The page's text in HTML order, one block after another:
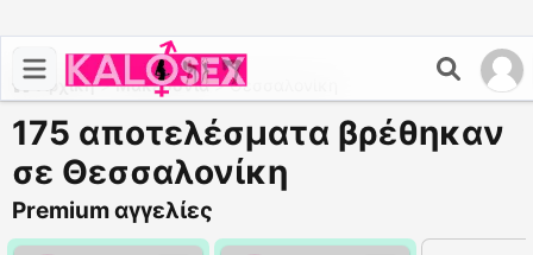
Αρχική >Μακεδονία >Θεσσαλονίκη
175 αποτελέσματα βρέθηκαν
σε Θεσσαλονίκη
Premium αγγελίες